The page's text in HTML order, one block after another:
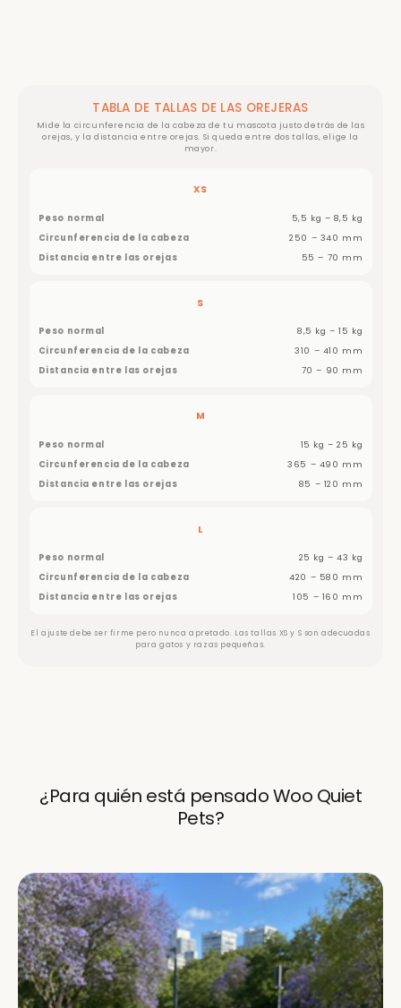
TABLA DE TALLAS DE LAS OREJERAS
Mide la circunferencia de la cabeza de tu mascota justo detrás de las
orejas, y la distancia entre orejas. Si queda entre dos tallas, elige la
mayor.
XS
5,5 kg – 8,5 kg
250 – 340 mm
55 – 70 mm
S
8,5 kg – 15 kg
310 – 410 mm
70 – 90 mm
M
15 kg – 25 kg
365 – 490 mm
85 – 120 mm
L
25 kg – 43 kg
420 – 580 mm
105 – 160 mm
El ajuste debe ser firme pero nunca apretado. Las tallas XS y S son adecuadas
para gatos y razas pequeñas.
¿Para quién está pensado Woo Quiet
Pets?